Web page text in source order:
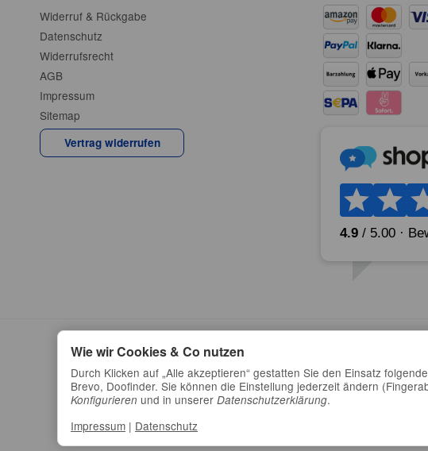
Widerruf & Rückgabe
Datenschutz
Widerrufsrecht
AGB
Impressum
Sitemap
Vertrag widerrufen
*Alle Preise inkl. gesetzlicher USt., zzgl.
Wie wir Cookies & Co nutzen
Durch Klicken auf „Alle akzeptieren“ gestatten Sie den Einsatz
Brevo, Doofinder. Sie können die Einstellung jederzeit ändern
Konfigurieren und in unserer Datenschutzerklärung.
Impressum | Datenschutz